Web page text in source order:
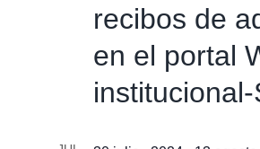
recibos de
en el portal